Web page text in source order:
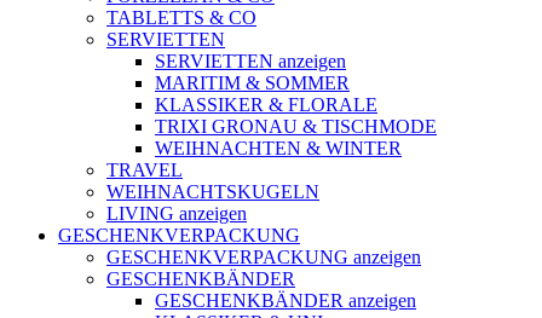
TABLETTS & CO
SERVIETTEN
SERVIETTEN anzeigen
MARITIM & SOMMER
KLASSIKER & FLORALE
TRIXI GRONAU & TISCHMODE
WEIHNACHTEN & WINTER
TRAVEL
WEIHNACHTSKUGELN
LIVING anzeigen
GESCHENKVERPACKUNG
GESCHENKVERPACKUNG anzeigen
GESCHENKBÄNDER
GESCHENKBÄNDER anzeigen